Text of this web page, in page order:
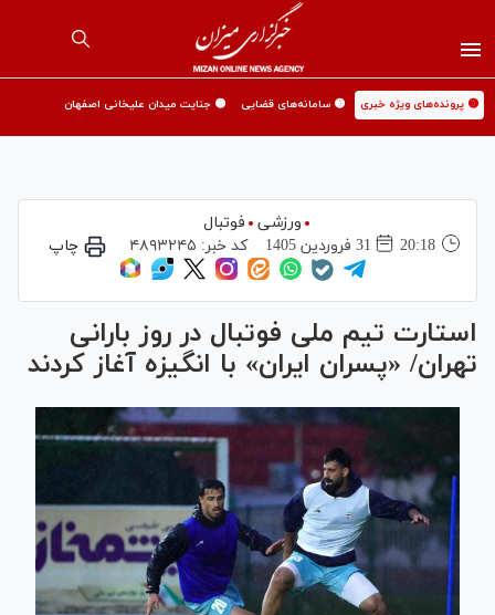
🟡 پرونده‌های ویژه خبری 🟡 سامانه‌های قضایی 🟡 جنایت میدان علیخانی اصفهان
ورزشی
فوتبال
20:18
31 فروردين 1405 کد خبر: ۴۸۹۳۲۴۵ چاپ
استارت تیم ملی فوتبال در روز بارانی
تهران/ «پسران ایران» با انگیزه آغاز کردند